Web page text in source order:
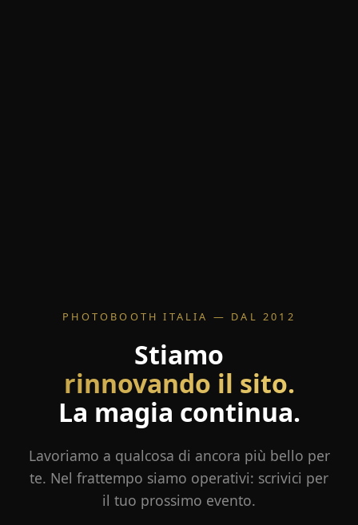
PHOTOBOOTH ITALIA — DAL 2012
Stiamo
rinnovando il sito.
La magia continua.
Lavoriamo a qualcosa di ancora più bello per
te. Nel frattempo siamo operativi: scrivici per
il tuo prossimo evento.